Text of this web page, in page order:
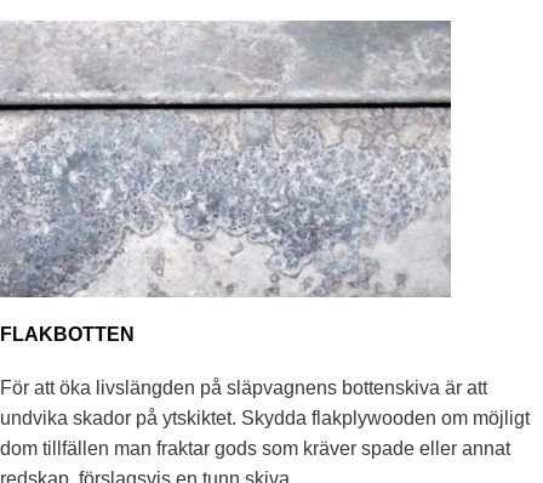
FLAKBOTTEN
För att öka livslängden på släpvagnens bottenskiva är att
undvika skador på ytskiktet. Skydda flakplywooden om möjligt
dom tillfällen man fraktar gods som kräver spade eller annat